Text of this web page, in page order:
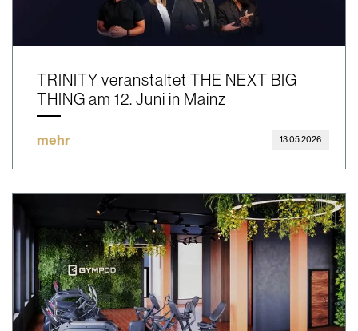
TRINITY veranstaltet THE NEXT BIG
THING am 12. Juni in Mainz
mehr 13.05.2026